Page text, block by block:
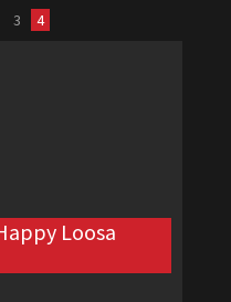
3 4
Loosa